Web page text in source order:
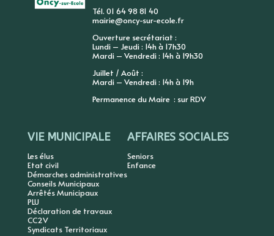
Tél. 01 64 98 81 40
mairie@oncy-sur-ecole.fr
Ouverture secrétariat :
Lundi – Jeudi : 14h à 17h30
Mardi – Vendredi : 14h à 19h30
Juillet / Août :
Mardi – Vendredi : 14h à 19h
Permanence du Maire : sur RDV
VIE MUNICIPALE
Les élus
Etat civil
Démarches administratives
Conseils Municipaux
Arrêtés Municipaux
PLU
Déclaration de travaux
CC2V
Syndicats Territoriaux
AFFAIRES SOCIALES
Seniors
Enfance